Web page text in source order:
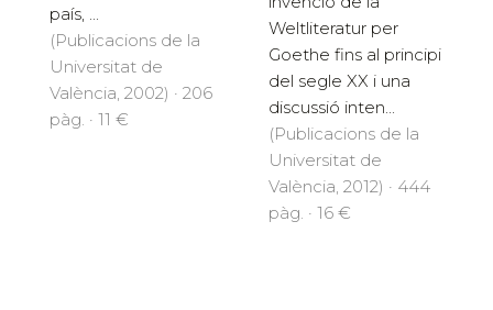
país, ...
(Publicacions de la
Universitat de
València, 2002) · 206
pàg. · 11 €
Weltliteratur per
Goethe fins al principi
del segle XX i una
discussió inten...
(Publicacions de la
Universitat de
València, 2012) · 444
pàg. · 16 €